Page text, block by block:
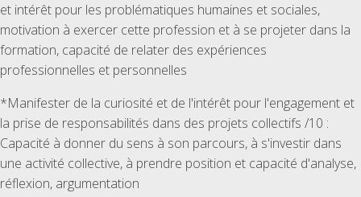
et intérêt pour les problématiques humaines et sociales,
motivation à exercer cette profession et à se projeter dans la
formation, capacité de relater des expériences
professionnelles et personnelles
*Manifester de la curiosité et de l'intérêt pour l'engagement et
la prise de responsabilités dans des projets collectifs /10 :
Capacité à donner du sens à son parcours, à s'investir dans
une activité collective, à prendre position et capacité d'analyse,
réflexion, argumentation